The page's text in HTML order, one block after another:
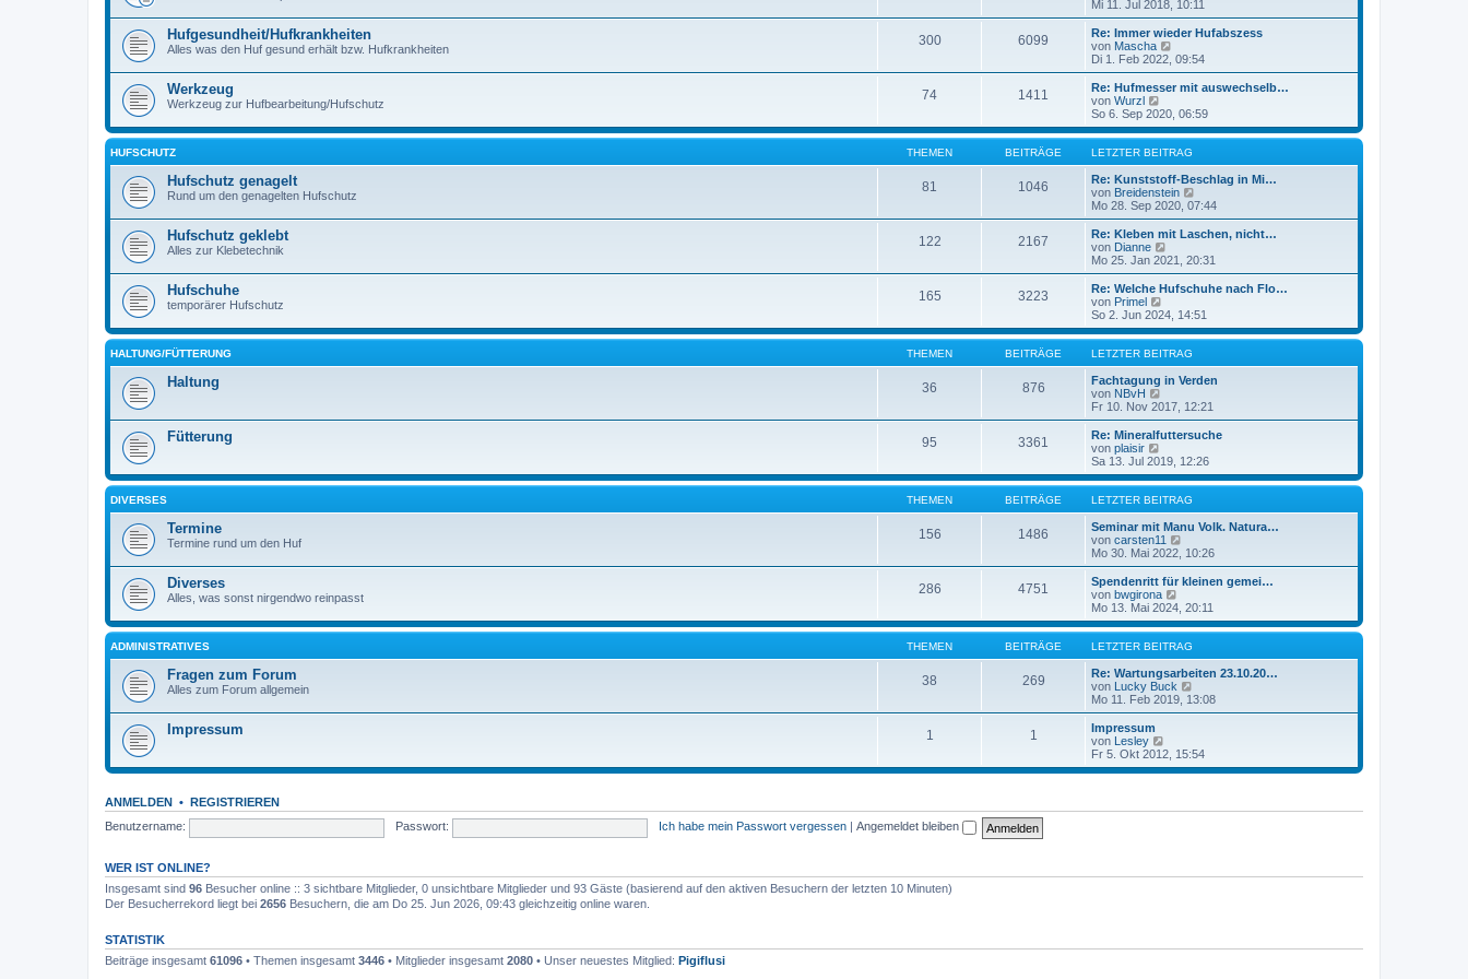
B
e
i
r
a
g
e
u
e
s
t
B
e
i
t
r
a
g
Mi 11. Jul 2018, 10:11
Hufgesundheit/Hufkrankheiten
Alles was den Huf gesund erhält bzw. Hufkrankheiten
300 6099
Re: Immer wieder Hufabszess
von Mascha
e
u
e
e
r
B
e
i
t
r
g
Di 1. Feb 2022, 09:54
Werkzeug
Werkzeug zur Hufbearbeitung/Hufschutz
74 1411
Re: Hufmesser mit auswechselb…
von Wurzl
e
u
e
s
t
e
r
B
e
i
t
r
g
So 6. Sep 2020, 06:59
HUFSCHUTZ THEMEN BEITRÄGE LETZTER BEITRAG
Hufschutz genagelt
Rund um den genagelten Hufschutz
81 1046
Re: Kunststoff-Beschlag in Mi…
von Breidenstein
e
u
e
t
r
B
e
i
t
g
Mo 28. Sep 2020, 07:44
Hufschutz geklebt
Alles zur Klebetechnik
122 2167
Re: Kleben mit Laschen, nicht…
von Dianne
e
u
e
t
e
r
B
e
i
r
g
Mo 25. Jan 2021, 20:31
Hufschuhe
temporärer Hufschutz
165 3223
Re: Welche Hufschuhe nach Flo…
von Primel
e
u
e
s
t
e
B
e
i
r
g
So 2. Jun 2024, 14:51
HALTUNG/FÜTTERUNG THEMEN BEITRÄGE LETZTER BEITRAG
Haltung 36 876
Fachtagung in Verden
von NBvH
e
u
e
t
r
B
e
i
t
r
g
Fr 10. Nov 2017, 12:21
Fütterung 95 3361
Re: Mineralfuttersuche
von plaisir
e
u
e
s
t
e
r
B
e
i
t
r
g
Sa 13. Jul 2019, 12:26
DIVERSES THEMEN BEITRÄGE LETZTER BEITRAG
Termine
Termine rund um den Huf
156 1486
Seminar mit Manu Volk. Natura…
von carsten11
e
u
e
t
r
B
e
i
t
r
Mo 30. Mai 2022, 10:26
Diverses
Alles, was sonst nirgendwo reinpasst
286 4751
Spendenritt für kleinen gemei…
von bwgirona
e
u
e
s
t
e
r
B
e
r
g
Mo 13. Mai 2024, 20:11
ADMINISTRATIVES THEMEN BEITRÄGE LETZTER BEITRAG
Fragen zum Forum
Alles zum Forum allgemein
38 269
Re: Wartungsarbeiten 23.10.20…
von Lucky Buck
e
u
t
r
i
Mo 11. Feb 2019, 13:08
Impressum 1 1
Impressum
von Lesley
e
u
Fr 5. Okt 2012, 15:54
ANMELDEN • REGISTRIEREN
Benutzername:
Passwort: Ich habe mein Passwort vergessen Angemeldet bleiben
WER IST ONLINE?
Insgesamt sind 96 Besucher online :: 3 sichtbare Mitglieder, 0 unsichtbare Mitglieder und 93 Gäste (basierend auf den aktiven Besuchern der letzten 10 Minuten)
Der Besucherrekord liegt bei 2656 Besuchern, die am Do 25. Jun 2026, 09:43 gleichzeitig online waren.
STATISTIK
Beiträge insgesamt 61096 • Themen insgesamt 3446 • Mitglieder insgesamt 2080 • Unser neuestes Mitglied: Pigiflusi